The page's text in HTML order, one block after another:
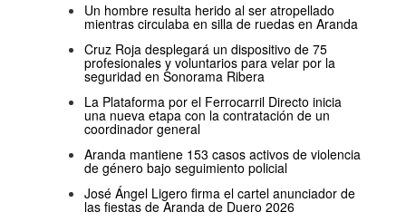
Un hombre resulta herido al ser atropellado
mientras circulaba en silla de ruedas en Aranda
Cruz Roja desplegará un dispositivo de 75
profesionales y voluntarios para velar por la
seguridad en Sonorama Ribera
La Plataforma por el Ferrocarril Directo inicia
una nueva etapa con la contratación de un
coordinador general
Aranda mantiene 153 casos activos de violencia
de género bajo seguimiento policial
José Ángel Ligero firma el cartel anunciador de
las fiestas de Aranda de Duero 2026